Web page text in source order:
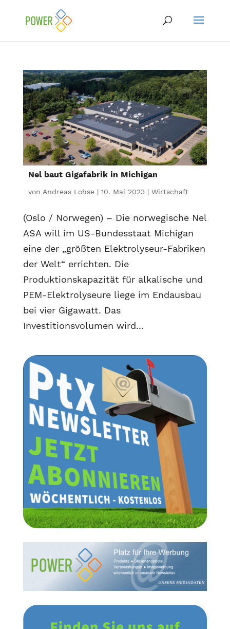
Nel baut Gigafabrik in Michigan
von Andreas Lohse| 10. Mai 2023| Wirtschaft
(Oslo / Norwegen) – Die norwegische Nel
ASA will im US-Bundesstaat Michigan
eine der „größten Elektrolyseur-Fabriken
der Welt“ errichten. Die
Produktionskapazität für alkalische und
PEM-Elektrolyseure liege im Endausbau
bei vier Gigawatt. Das
Investitionsvolumen wird...